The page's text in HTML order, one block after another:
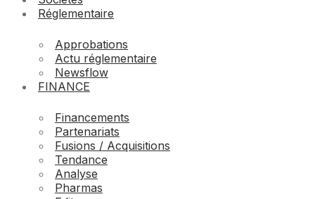
Réglementaire
Approbations
Actu réglementaire
Newsflow
FINANCE
Financements
Partenariats
Fusions / Acquisitions
Tendance
Analyse
Pharmas